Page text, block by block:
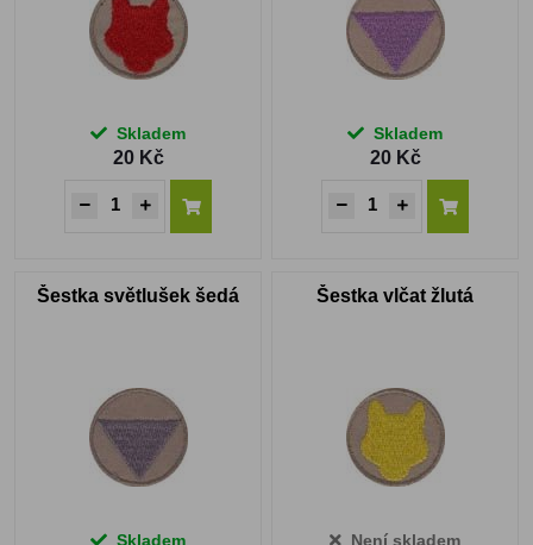
Skladem
20 Kč
Skladem
20 Kč
Šestka světlušek šedá
Skladem
Šestka vlčat žlutá
Není skladem